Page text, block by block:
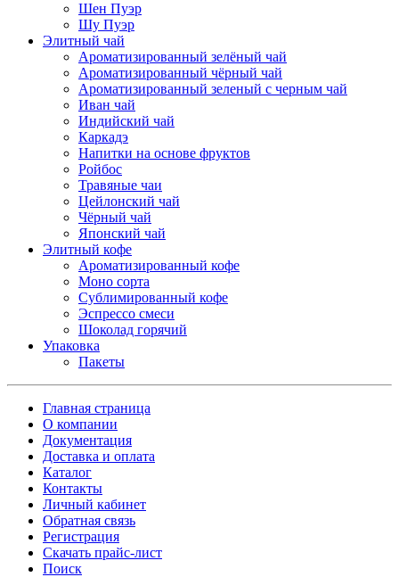
Шен Пуэр
Шу Пуэр
Элитный чай
Ароматизированный зелёный чай
Ароматизированный чёрный чай
Ароматизированный зеленый с черным чай
Иван чай
Индийский чай
Каркадэ
Напитки на основе фруктов
Ройбос
Травяные чаи
Цейлонский чай
Чёрный чай
Японский чай
Элитный кофе
Ароматизированный кофе
Моно сорта
Сублимированный кофе
Эспрессо смеси
Шоколад горячий
Упаковка
Пакеты
Главная страница
О компании
Документация
Доставка и оплата
Каталог
Контакты
Личный кабинет
Обратная связь
Регистрация
Скачать прайс-лист
Поиск